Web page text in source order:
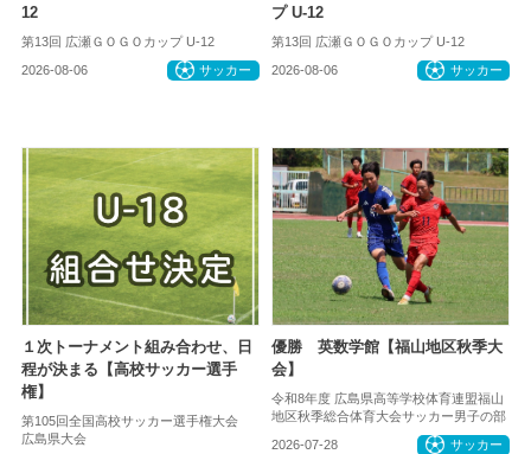
12
第13回 広瀬ＧＯＧＯカップ U-12
2026-08-06 サッカー
プ U-12
第13回 広瀬ＧＯＧＯカップ U-12
2026-08-06 サッカー
１次トーナメント組み合わせ、日
程が決まる【高校サッカー選手
権】
第105回全国高校サッカー選手権大会
広島県大会
優勝 英数学館【福山地区秋季大
会】
令和8年度 広島県高等学校体育連盟福山
地区秋季総合体育大会サッカー男子の部
2026-07-28 サッカー